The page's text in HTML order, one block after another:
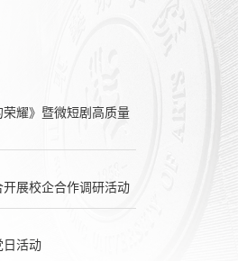
耀》暨微短剧高质量
展校企合作调研活动
日活动